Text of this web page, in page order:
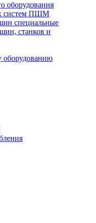
оборудования
систем ПШМ
специальные
станков и
оборудованию